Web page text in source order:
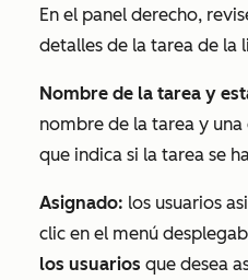
En el panel derecho,
detalles de la tarea de la
Nombre de la tarea y
nombre de la tarea y
que indica si la tarea se
Asignado: los usuarios
clic en el menú
los usuarios que desea